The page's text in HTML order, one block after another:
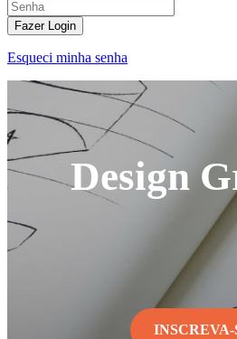
Fazer Login
Esqueci minha senha
Design
INSCREVA-